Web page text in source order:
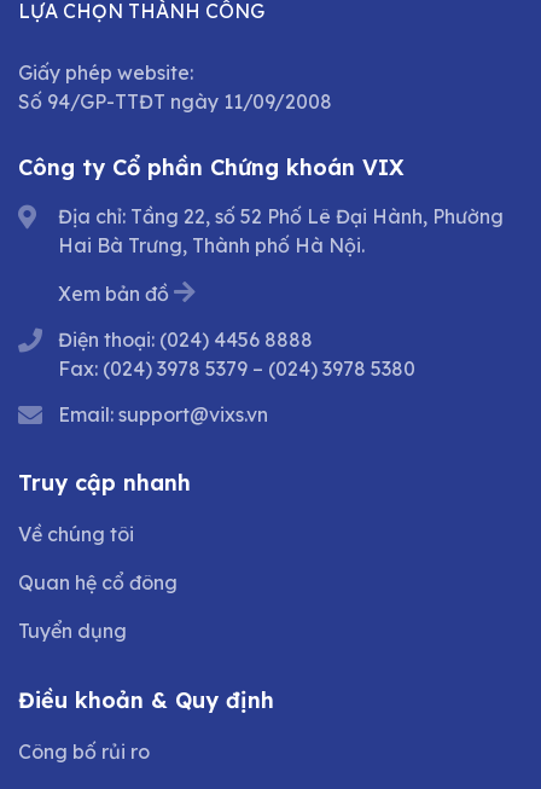
LỰA CHỌN THÀNH CÔNG
Giấy phép website:
Số 94/GP-TTĐT ngày 11/09/2008
Công ty Cổ phần Chứng khoán VIX
Địa chỉ: Tầng 22, số 52 Phố Lê Đại Hành, Phường
Hai Bà Trưng, Thành phố Hà Nội.
Xem bản đồ
Điện thoại: (024) 4456 8888
Fax: (024) 3978 5379 – (024) 3978 5380
Email: support@vixs.vn
Truy cập nhanh
Về chúng tôi
Quan hệ cổ đông
Tuyển dụng
Điều khoản & Quy định
Công bố rủi ro